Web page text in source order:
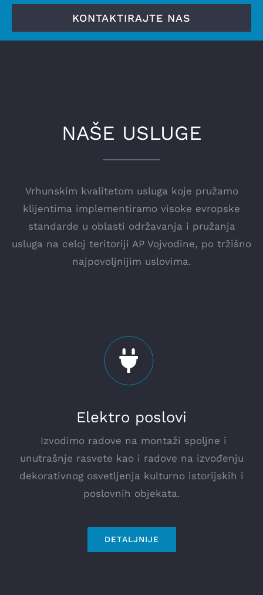
KONTAKTIRAJTE NAS
NAŠE USLUGE
Vrhunskim kvalitetom usluga koje pružamo
klijentima implementiramo visoke evropske
standarde u oblasti održavanja i pružanja
usluga na celoj teritoriji AP Vojvodine, po tržišno
najpovoljnijim uslovima.
Elektro poslovi
Izvodimo radove na montaži spoljne i
unutrašnje rasvete kao i radove na izvođenju
dekorativnog osvetljenja kulturno istorijskih i
poslovnih objekata.
DETALJNIJE